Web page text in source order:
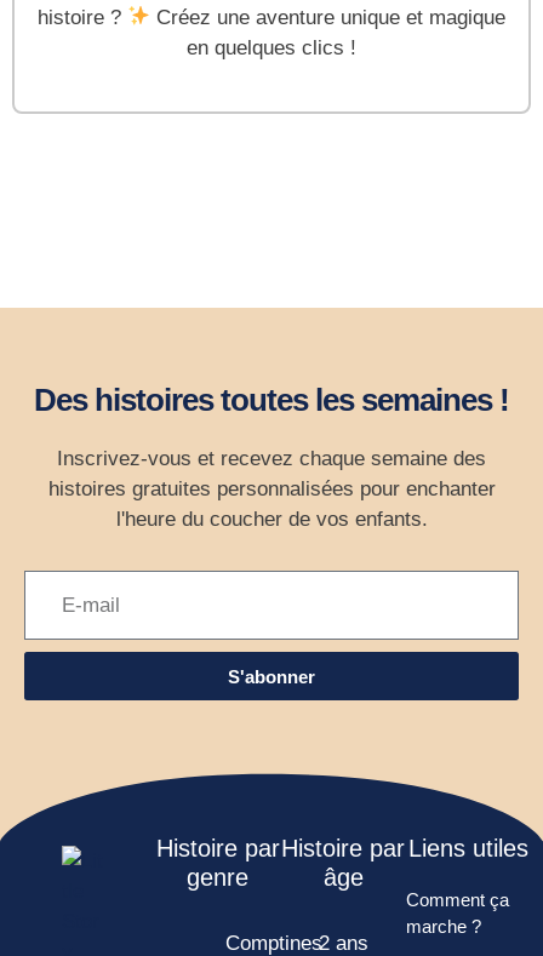
histoire ?
Créez une aventure unique et magique
en quelques clics !
Des histoires toutes les semaines !
Inscrivez-vous et recevez chaque semaine des
histoires gratuites personnalisées pour enchanter
l'heure du coucher de vos enfants.
S'abonner
Histoire par
genre
Comptines
Histoire par
âge
2 ans
Liens utiles
Comment ça
marche ?